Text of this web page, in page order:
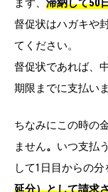
督促状はハガキや
てください。
督促状であれば、
期限までに支払い
ちなみにこの時の
ません。 いつ支払
して1日目からの
延分）として請求